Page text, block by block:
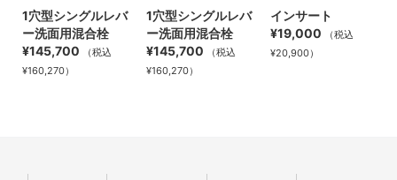
1穴型シングルレバ
ー洗面用混合栓
¥145,700
（税込
¥160,270）
1穴型シングルレバ
ー洗面用混合栓
¥145,700
（税込
¥160,270）
インサート
¥19,000
（税込
¥20,900）